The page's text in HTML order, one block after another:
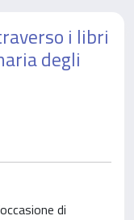
i libri
degli
di